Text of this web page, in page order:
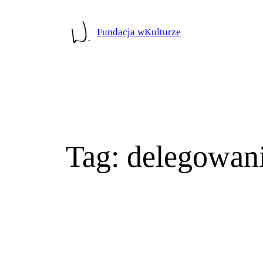
Fundacja wKulturze
Tag: